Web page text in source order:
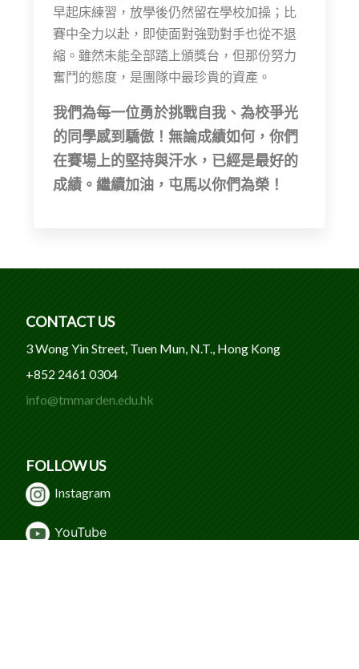
早起床練習，放學後仍然留在學校加操；比
賽中全力以赴，即使面對強勁對手也從不退
縮。雖然未能全部踏上頒獎台，但那份努力
奮鬥的態度，是團隊中最珍貴的資產。
我們為每一位勇於挑戰自我、為校爭光
的同學感到驕傲！無論成績如何，你們
在賽場上的堅持與汗水，已經是最好的
成績。繼續加油，屯馬以你們為榮！
CONTACT US
3 Wong Yin Street, Tuen Mun, N.T., Hong Kong
+852 2461 0304
info@tmmarden.edu.hk
FOLLOW US
Instagram
YouTube